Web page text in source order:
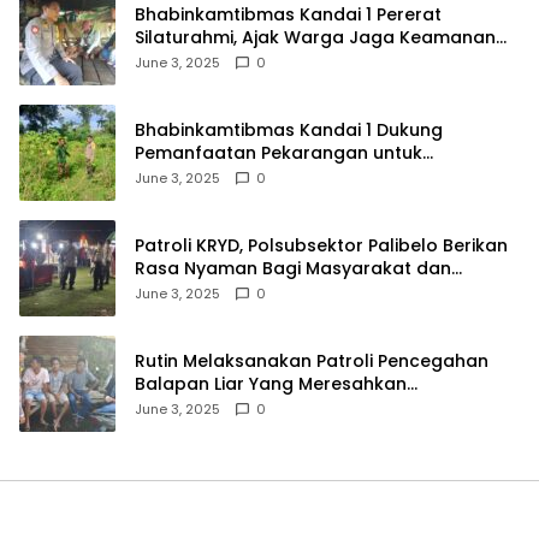
Bhabinkamtibmas Kandai 1 Pererat
Silaturahmi, Ajak Warga Jaga Keamanan
Lingkungan
June 3, 2025 0
Bhabinkamtibmas Kandai 1 Dukung
Pemanfaatan Pekarangan untuk
Ketahanan Pangan Menuju Indonesia Emas
June 3, 2025 0
Patroli KRYD, Polsubsektor Palibelo Berikan
Rasa Nyaman Bagi Masyarakat dan
Antisipasi Aksi Menjurus Premanisme
June 3, 2025 0
Rutin Melaksanakan Patroli Pencegahan
Balapan Liar Yang Meresahkan
Masyarakat, Polsek Soromandi
June 3, 2025 0